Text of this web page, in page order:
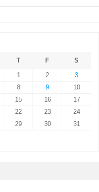
T F
S
1
2
3
8 9
10
15 16
17
22 23
24
29 30
31